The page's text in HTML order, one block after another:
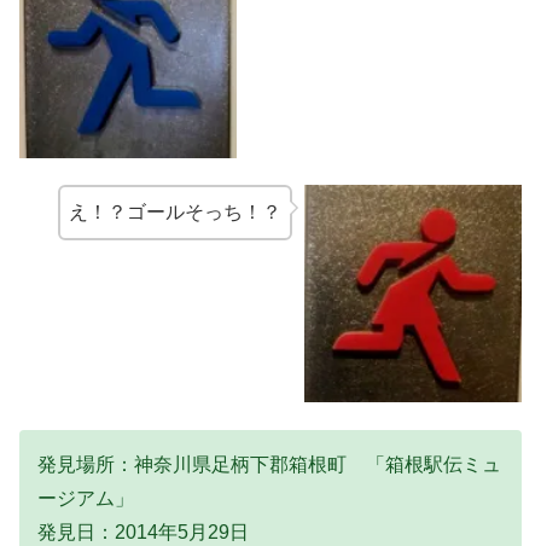
え！？ゴールそっち！？
発見場所：神奈川県足柄下郡箱根町 「箱根駅伝ミュ
ージアム」
発見日：2014年5月29日